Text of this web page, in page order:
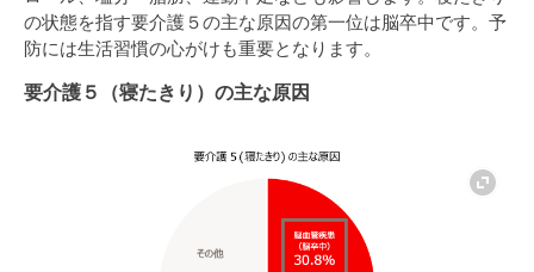
の状態を指す要介護５の主な原因の第一位は脳卒中です。予
防には生活習慣の心がけも重要となります。
要介護５（寝たきり）の主な原因